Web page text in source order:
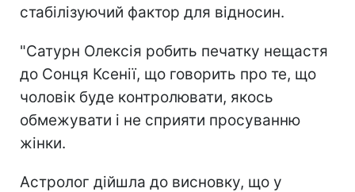
стабілізуючий фактор для відносин.
"Сатурн Олексія робить печатку нещастя
до Сонця Ксенії, що говорить про те, що
чоловік буде контролювати, якось
обмежувати і не сприяти просуванню
жінки.
Астролог дійшла до висновку, що у